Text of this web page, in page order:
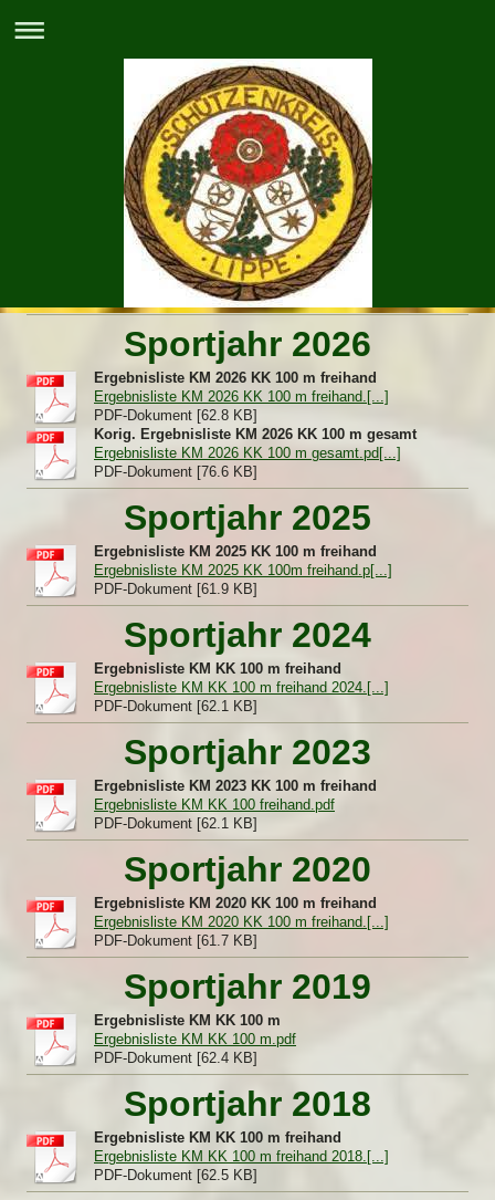
Sportjahr 2026
Ergebnisliste KM 2026 KK 100 m freihand
Ergebnisliste KM 2026 KK 100 m freihand.[...]
PDF-Dokument [62.8 KB]
Korig. Ergebnisliste KM 2026 KK 100 m gesamt
Ergebnisliste KM 2026 KK 100 m gesamt.pd[...]
PDF-Dokument [76.6 KB]
Sportjahr 2025
Ergebnisliste KM 2025 KK 100 m freihand
Ergebnisliste KM 2025 KK 100m freihand.p[...]
PDF-Dokument [61.9 KB]
Sportjahr 2024
Ergebnisliste KM KK 100 m freihand
Ergebnisliste KM KK 100 m freihand 2024.[...]
PDF-Dokument [62.1 KB]
Sportjahr 2023
Ergebnisliste KM 2023 KK 100 m freihand
Ergebnisliste KM KK 100 freihand.pdf
PDF-Dokument [62.1 KB]
Sportjahr 2020
Ergebnisliste KM 2020 KK 100 m freihand
Ergebnisliste KM 2020 KK 100 m freihand.[...]
PDF-Dokument [61.7 KB]
Sportjahr 2019
Ergebnisliste KM KK 100 m
Ergebnisliste KM KK 100 m.pdf
PDF-Dokument [62.4 KB]
Sportjahr 2018
Ergebnisliste KM KK 100 m freihand
Ergebnisliste KM KK 100 m freihand 2018.[...]
PDF-Dokument [62.5 KB]